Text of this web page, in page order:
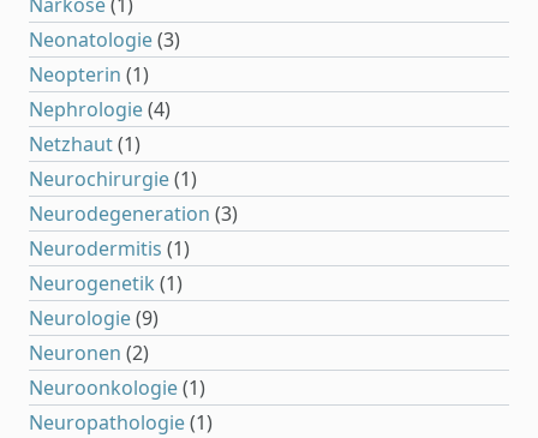
Narkose(1)
Neonatologie(3)
Neopterin (1)
Nephrologie(4)
Netzhaut(1)
Neurochirurgie(1)
Neurodegeneration (3)
Neurodermitis (1)
Neurogenetik (1)
Neurologie(9)
Neuronen (2)
Neuroonkologie(1)
Neuropathologie(1)